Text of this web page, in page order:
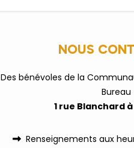
NOUS
Des bénévoles de la
Bureau
1 rue Blanchard
Renseignements aux